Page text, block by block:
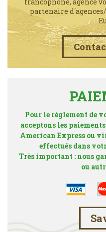
francophone, agence
partenaire
Pour le réglement de
acceptons les
American Express ou
effectués dans
Très important : nous
ou